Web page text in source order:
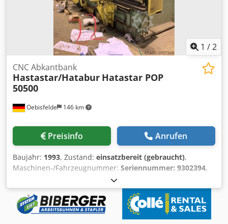
WhatsApp zugesendet werden.
1 /2
Oebisfelde 146 km
CNC Abkantbank
Hastastar/Hatabur Hatastar POP
50500
Preisinfo Anrufen
Baujahr: 1993, Zustand: einsatzbereit (gebraucht),
Maschinen-/Fahrzeugnummer: Seriennummer: 9302394,
CNC- Steuerung HATASTAR 2000 Die Pressfähigkeit beträgt
500 t bzw. 5000 kN Neben der Maschine sind Werkzeuge
erhältlich Schaltschrank links X1- + R-/ X2- + R-Achse an
Rundführung Dkjdpfx Aod Egc Aedhsr Y1- + Y2-Achse
Hydraulische Oberwerkzeugklemmung pneum.